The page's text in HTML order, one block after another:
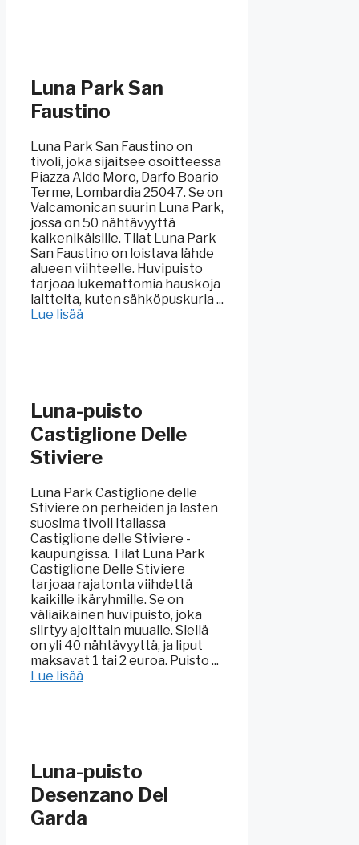
Luna Park San
Faustino
Luna Park San Faustino on
tivoli, joka sijaitsee osoitteessa
Piazza Aldo Moro, Darfo Boario
Terme, Lombardia 25047. Se on
Valcamonican suurin Luna Park,
jossa on 50 nähtävyyttä
kaikenikäisille. Tilat Luna Park
San Faustino on loistava lähde
alueen viihteelle. Huvipuisto
tarjoaa lukemattomia hauskoja
laitteita, kuten sähköpuskuria ...
Lue lisää
Luna-puisto
Castiglione Delle
Stiviere
Luna Park Castiglione delle
Stiviere on perheiden ja lasten
suosima tivoli Italiassa
Castiglione delle Stiviere -
kaupungissa. Tilat Luna Park
Castiglione Delle Stiviere
tarjoaa rajatonta viihdettä
kaikille ikäryhmille. Se on
väliaikainen huvipuisto, joka
siirtyy ajoittain muualle. Siellä
on yli 40 nähtävyyttä, ja liput
maksavat 1 tai 2 euroa. Puisto ...
Lue lisää
Luna-puisto
Desenzano Del
Garda